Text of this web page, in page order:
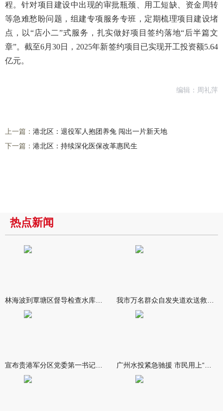
程。针对项目建设中出现的审批瓶颈、用工短缺、资金周转
等急难愁盼问题，组建专项服务专班，定期梳理项目建设堵
点，以“店小二”式服务，扎实做好项目签约落地“后半篇文
章”。截至6月30日，2025年新签约项目已实现开工投资额5.64
亿元。
编辑：周礼萍
上一篇： 港北区：退役军人抱团养兔 闯出一片新天地
下一篇： 港北区：持续深化医保改革惠民生
热点新闻